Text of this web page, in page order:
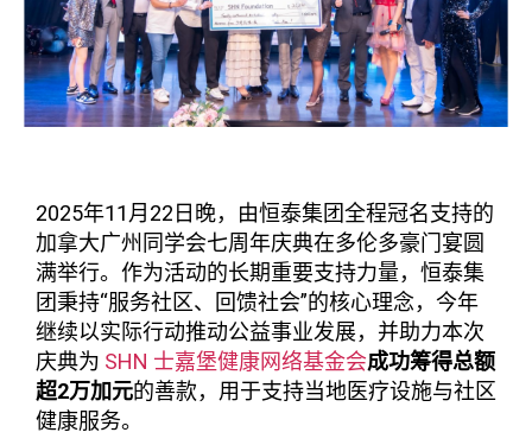
2025年11月22日晚，由恒泰集团全程冠名支持的
加拿大广州同学会七周年庆典在多伦多豪门宴圆
满举行。作为活动的长期重要支持力量，恒泰集
团秉持“服务社区、回馈社会”的核心理念，今年
继续以实际行动推动公益事业发展，并助力本次
庆典为 SHN 士嘉堡健康网络基金会成功筹得总额
超2万加元的善款，用于支持当地医疗设施与社区
健康服务。